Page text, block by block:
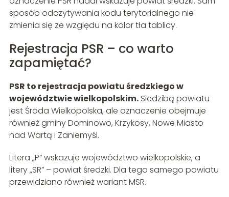
sposób odczytywania kodu terytorialnego nie
zmienia się ze względu na kolor tła tablicy.
Rejestracja PSR – co warto
zapamiętać?
PSR to rejestracja powiatu średzkiego w
województwie wielkopolskim.Siedzibą powiatu
jest Środa Wielkopolska, ale oznaczenie obejmuje
również gminy Dominowo, Krzykosy, Nowe Miasto
nad Wartą i Zaniemyśl.
Litera „P” wskazuje województwo wielkopolskie, a
litery „SR” – powiat średzki. Dla tego samego powiatu
przewidziano również wariant MSR.